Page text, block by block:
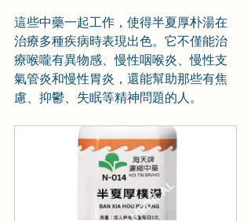
這些中藥一起工作，使得半夏厚朴湯在
治療多種疾病時表現出色。它不僅能治
療喉嚨有異物感、慢性咽喉炎、慢性支
氣管炎和慢性胃炎，還能幫助那些有焦
慮、抑鬱、失眠等精神問題的人。